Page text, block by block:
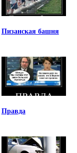
Пизанская башня
Правда